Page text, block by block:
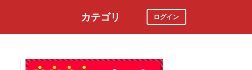
カテゴリ ログイン